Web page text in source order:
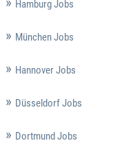
Hamburg Jobs
München Jobs
Hannover Jobs
Düsseldorf Jobs
Dortmund Jobs